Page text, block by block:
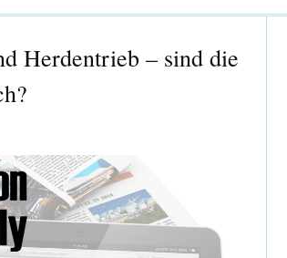
Herdentrieb – sind die